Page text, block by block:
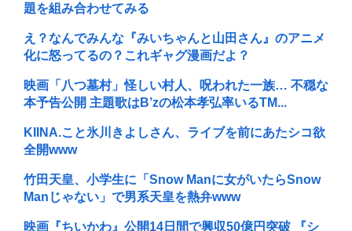
題を組み合わせてみる
え？なんでみんな『みいちゃんと山田さん』のアニメ
化に怒ってるの？これギャグ漫画だよ？
映画「八つ墓村」怪しい村人、呪われた一族… 不穏な
本予告公開 主題歌はB’zの松本孝弘率いるTM...
KIINA.こと氷川きよしさん、ライブを前にあたシコ欲
全開www
竹田天皇、小学生に「Snow Manに女がいたらSnow
Manじゃない」で男系天皇を熱弁www
映画『ちいかわ』公開14日間で興収50億円突破 『シ